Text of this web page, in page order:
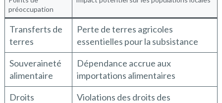
préoccupation
Transferts de
terres
Perte de terres agricoles
essentielles pour la subsistance
Souveraineté
alimentaire
Dépendance accrue aux
importations alimentaires
Droits
Violations des droits des